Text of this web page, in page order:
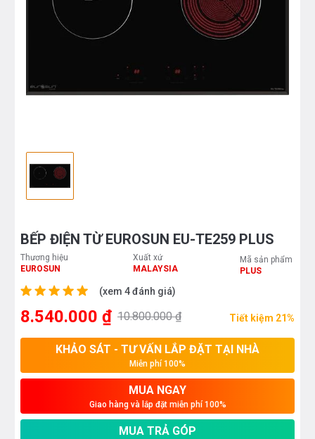
BẾP ĐIỆN TỪ EUROSUN EU-TE259 PLUS
Thương hiệu
EUROSUN
Xuất xứ
MALAYSIA
Mã sản phẩm
PLUS
(xem 4 đánh giá)
8.540.000 ₫ 10.800.000 ₫ Tiết kiệm 21%
KHẢO SÁT - TƯ VẤN LẮP ĐẶT TẠI NHÀ
Miễn phí 100%
MUA NGAY
Giao hàng và lắp đặt miễn phí 100%
MUA TRẢ GÓP